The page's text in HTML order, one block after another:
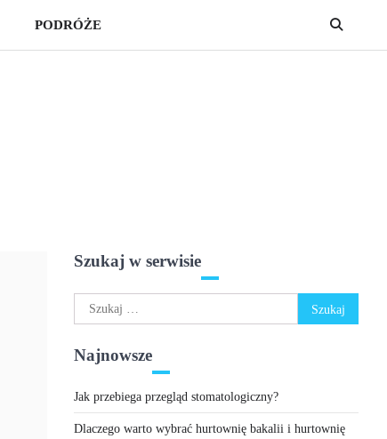
PODRÓŻE
Szukaj w serwisie
Szukaj:
Najnowsze
Jak przebiega przegląd stomatologiczny?
Dlaczego warto wybrać hurtownię bakalii i hurtownię